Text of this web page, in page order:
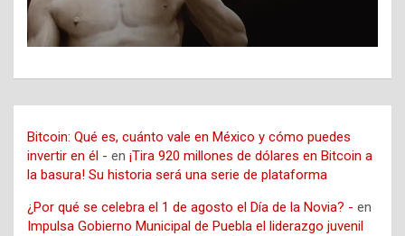
Bitcoin: Qué es, cuánto vale en México y cómo puedes
invertir en él - en ¡Tira 920 millones de dólares en Bitcoin a
la basura! Su historia será una serie de plataforma
¿Por qué se celebra el 1 de agosto el Día de la Novia? - en
Impulsa Gobierno Municipal de Puebla el liderazgo juvenil